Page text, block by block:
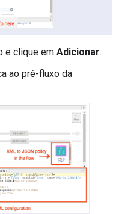
e clique em Adicionar.
ao pré-fluxo da